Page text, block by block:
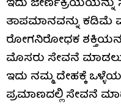
ಇದು ಜೀರ್ಣಕ್ರಿಯೆಯನ್ನು
ತಾಪಮಾನವನ್ನು ಕಡಿಮೆ
ರೋಗನಿರೋಧಕ
ಮೊಸರು ಸೇವನೆ ಮಾಡಲು
ಇದು ನಮ್ಮ ದೇಹಕ್ಕೆ
ಪ್ರಮಾಣದಲ್ಲಿ ಸೇವನೆ